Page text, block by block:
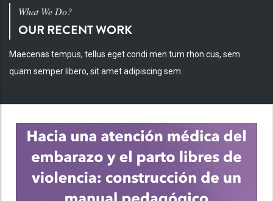
What We Do?
OUR RECENT WORK
Maecenas tempus, tellus eget condi men tum rhon cus, sem
quam semper libero, sit amet adipiscing sem.